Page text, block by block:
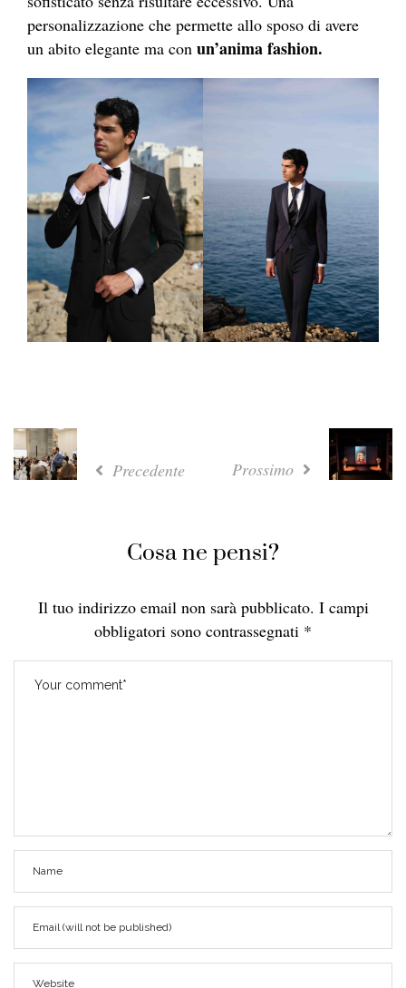
personalizzazione che permette allo sposo di avere
un abito elegante ma con un’anima fashion.
Precedente Prossimo
Cosa ne pensi?
Il tuo indirizzo email non sarà pubblicato. I campi
obbligatori sono contrassegnati *